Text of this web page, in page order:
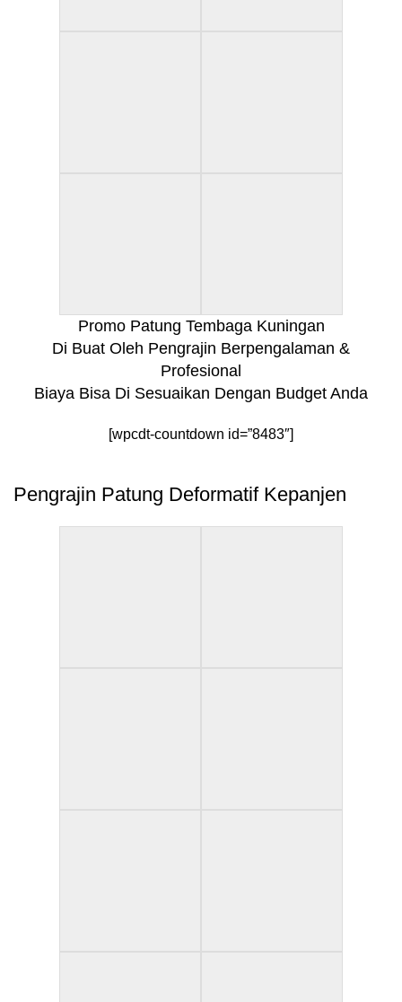
Promo Patung Tembaga Kuningan
Di Buat Oleh Pengrajin Berpengalaman &
Profesional
Biaya Bisa Di Sesuaikan Dengan Budget Anda
[wpcdt-countdown id=”8483″]
Pengrajin Patung Deformatif Kepanjen